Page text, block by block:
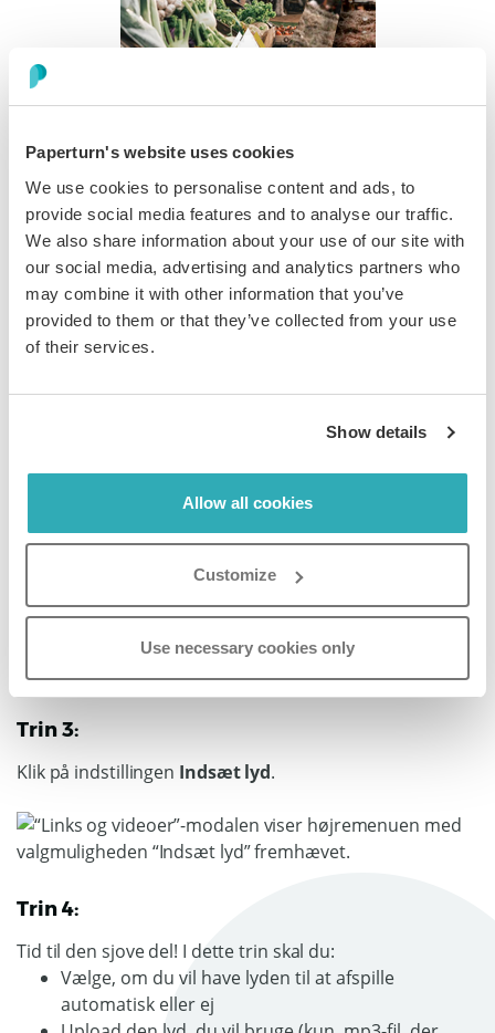
Paperturn's website uses cookies
We use cookies to personalise content and ads, to
provide social media features and to analyse our traffic.
We also share information about your use of our site with
our social media, advertising and analytics partners who
may combine it with other information that you’ve
provided to them or that they’ve collected from your use
of their services.
Show details
Allow all cookies
Customize
Use necessary cookies only
Sådan tilføjer du lydfiler på
specifikke bladrekatalog-sider
Trin 1:
Vælg det bladrekatalog, du vil tilføje lyd til, og klik på
Rediger-ikonet.
Trin 2:
Find den specifikke side i det bladrekatalog, du vil tilføje
lyd til, via sidenavigationen i venstre side af skærmen.
Når du har valgt siden, skal du klikke på indstillingen
Trin 3:
Klik på indstillingen Indsæt lyd.
Trin 4:
Tid til den sjove del! I dette trin skal du:
Vælge, om du vil have lyden til at afspille
automatisk eller ej